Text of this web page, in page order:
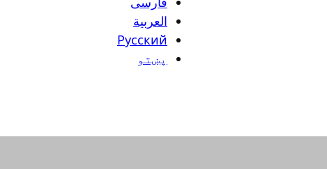
العربية
Русский
پښتو